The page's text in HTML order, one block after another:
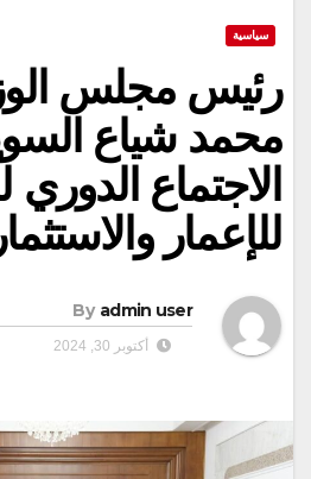
سياسية
رئيس مجلس
محمد شياع
الاجتماع الدوري
للإعمار
By admin user
أكتوبر 30, 2024